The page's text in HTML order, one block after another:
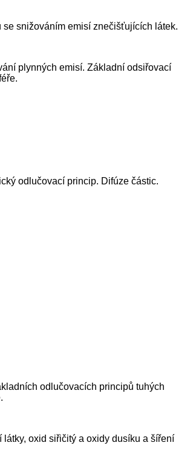
snižováním emisí znečišťujících látek.
plynných emisí. Základní odsiřovací
odlučovací princip. Difúze částic.
odlučovacích principů tuhých
oxid siřičitý a oxidy dusíku a šíření